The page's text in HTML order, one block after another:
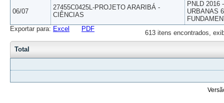
06/07
27455C0425L-PROJETO ARARIBÁ -
CIÊNCIAS
PNLD 2016
URBANAS
613 itens encontrados,
Exportar para: Excel PDF
Total